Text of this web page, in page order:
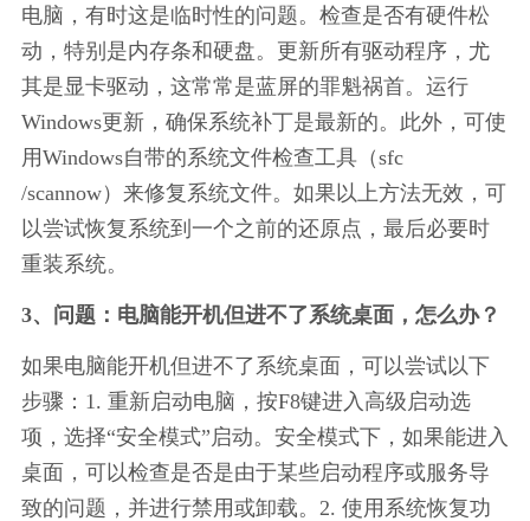
电脑，有时这是临时性的问题。检查是否有硬件松
动，特别是内存条和硬盘。更新所有驱动程序，尤
其是显卡驱动，这常常是蓝屏的罪魁祸首。运行
Windows更新，确保系统补丁是最新的。此外，可使
用Windows自带的系统文件检查工具（sfc
/scannow）来修复系统文件。如果以上方法无效，可
以尝试恢复系统到一个之前的还原点，最后必要时
重装系统。
3、问题：电脑能开机但进不了系统桌面，怎么办？
如果电脑能开机但进不了系统桌面，可以尝试以下
步骤：1. 重新启动电脑，按F8键进入高级启动选
项，选择“安全模式”启动。安全模式下，如果能进入
桌面，可以检查是否是由于某些启动程序或服务导
致的问题，并进行禁用或卸载。2. 使用系统恢复功